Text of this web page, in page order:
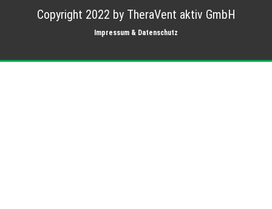
Copyright 2022 by TheraVent aktiv GmbH
Impressum & Datenschutz